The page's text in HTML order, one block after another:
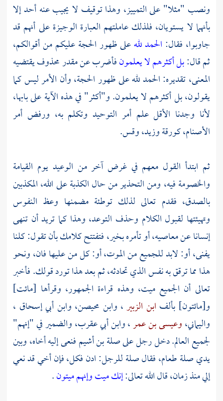
ونصب "مثلا" على التمييز، وهذا توقيف لا يجيب عنه أحد إلا
بأنهما لا يستويان، فلذلك عاملتهم العبارة الوجيزة على أنهم قد
جاوبوا، فقال: الحمد للهعلى ظهور الحجة عليكم من أقوالكم،
ثم قال:بل أكثرهم لا يعلمونفأضرب عن مقدر محذوف يقتضيه
المعنى، تقديره: الحمد لله على ظهور الحجة، وأن الأمر ليس كما
يقولون، بل أكثرهم لا يعلمون. و"أكثر" في هذه الآية على بابها،
لأنا وجدنا الأقل علم أمر التوحيد وتكلم به، ورفض أمر
الأصنام،كورقةوزيد،وقس.
ثم ابتدأ القول معهم في غرض آخر من الوعيد يوم القيامة
والخصومة فيه، ومن التحذير من حال الكذبة على الله، المكذبين
بالصدق، فقدم تعالى لذلك توطئة مضمنها وعظ النفوس
وتهيئتها لقبول الكلام وحذف التوعد، وهذا كما تريد أن تنهى
إنسانا عن معاصيه، أو تأمره بخير، فتفتتح كلامك بأن تقول: كلنا
يفنى، أو: لابد للجميع من الموت، أو: كل من عليها فان، ونحو
هذا مما ترقق به نفس الذي تحادثه، ثم بعد هذا تورد قولك. فأخبر
تعالى أن الجميع ميت، وهذه قراءة الجمهور، وقرأها [مائت]
و[مائتون] بألف ابن الزبير، وابن محيصن، وابن أبي إسحاق ،
واليماني،وعيسى بن عمر،وابن أبي عقرب،والضمير في "إنهم"
لجميع العالم. دخل رجل على صلة بن أشيم فنعى إليه أخاه، وبين
يدي صلة طعام، فقال صلة للرجل: ادن فكل، فإن أخي قد نعي
إلي منذ زمان، قال الله تعالى:إنك ميت وإنهم ميتون.